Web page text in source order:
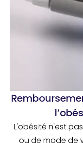
L'obésité n'est
ou de mode de